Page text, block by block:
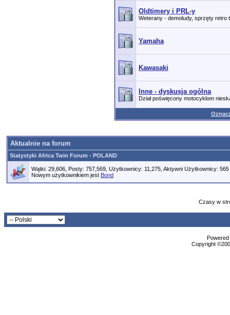
Oldtimery i PRL-y
Weterany - demoludy, sprzęty retro
Yamaha
Kawasaki
Inne - dyskusja ogólna
Dział poświęcony motocyklom
Aktualnie na forum
Statystyki Africa Twin Forum - POLAND
Wątki: 29,606, Posty: 757,569, Użytkownicy: 11,275, Aktywni Użytkownicy: 565
Nowym użytkownikiem jest Bond
Czasy w
Copyright